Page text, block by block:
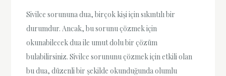
Sivilce sorununa dua, birçok kişi için sıkıntılı bir
durumdur. Ancak, bu sorunu çözmek için
okunabilecek dua ile umut dolu bir çözüm
bulabilirsiniz. Sivilce sorununu çözmek için etkili olan
bu dua, düzenli bir şekilde okunduğunda olumlu